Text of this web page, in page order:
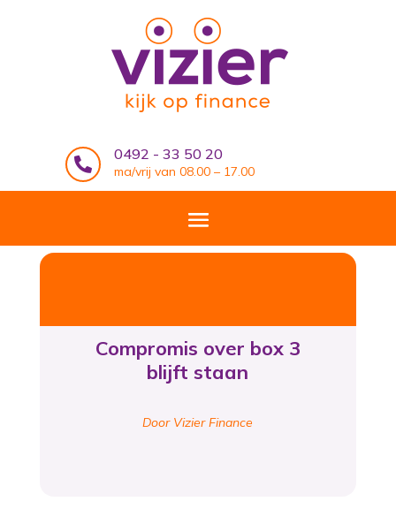

0492 - 33 50 20
ma/vrij van 08.00 – 17.00
Compromis over box 3
blijft staan
Door Vizier Finance